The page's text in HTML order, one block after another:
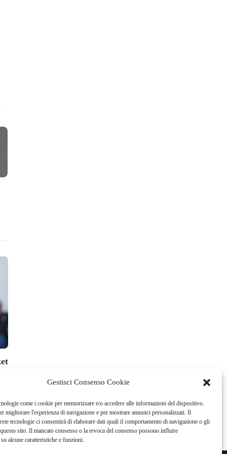
Gestisci Consenso Cookie
come i cookie per memorizzare e/o accedere alle informazioni del dispositivo.
migliorare l'esperienza di navigazione e per mostrare annunci personalizzati. Il
tecnologie ci consentirà di elaborare dati quali il comportamento di navigazione o gli
sito. Il mancato consenso o la revoca del consenso possono influire
alcune caratteristiche e funzioni.
,1